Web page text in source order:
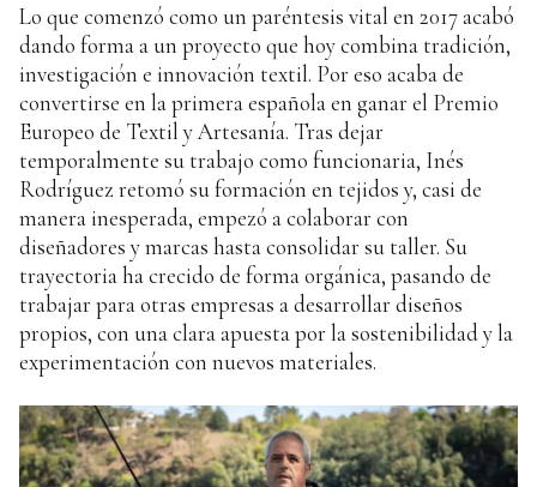
Lo que comenzó como un paréntesis vital en 2017 acabó
dando forma a un proyecto que hoy combina tradición,
investigación e innovación textil. Por eso acaba de
convertirse en la primera española en ganar el Premio
Europeo de Textil y Artesanía. Tras dejar
temporalmente su trabajo como funcionaria, Inés
Rodríguez retomó su formación en tejidos y, casi de
manera inesperada, empezó a colaborar con
diseñadores y marcas hasta consolidar su taller. Su
trayectoria ha crecido de forma orgánica, pasando de
trabajar para otras empresas a desarrollar diseños
propios, con una clara apuesta por la sostenibilidad y la
experimentación con nuevos materiales.